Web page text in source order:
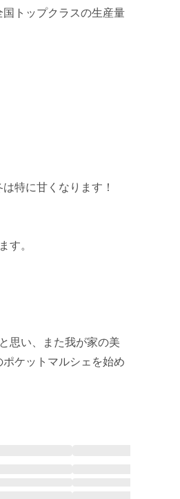
トップクラスの生産量
特に甘くなります！
す。
思い、また我が家の美
ケットマルシェを始め